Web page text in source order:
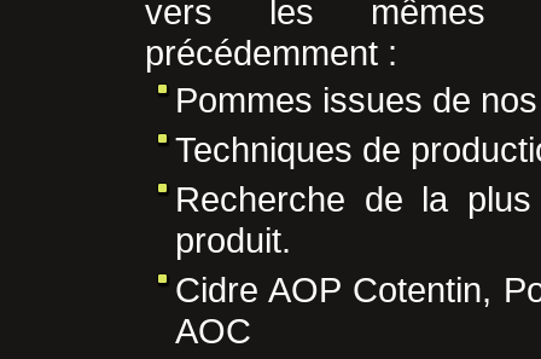
vers les mêmes
précédemment :
Pommes issues de
Techniques de
Recherche de la
produit.
Cidre AOP Cotentin,
AOC